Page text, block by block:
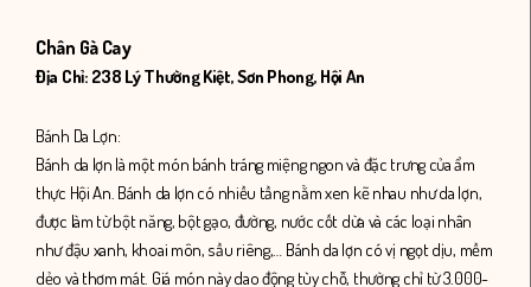
Chân Gà Cay
Địa Chỉ: 238 Lý Thường Kiệt, Sơn Phong, Hội An
Bánh Da Lợn:
Bánh da lợn là một món bánh tráng miệng ngon và đặc trưng của ẩm
thực Hội An. Bánh da lợn có nhiều tầng nằm xen kẽ nhau như da lợn,
được làm từ bột năng, bột gạo, đường, nước cốt dừa và các loại nhân
như đậu xanh, khoai môn, sầu riêng,… Bánh da lợn có vị ngọt dịu, mềm
dẻo và thơm mát. Giá món này dao động tùy chỗ, thường chỉ từ 3.000-